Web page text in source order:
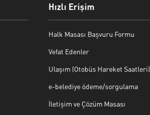
Hızlı Erişim
Halk Masası Başvuru Formu
Vefat Edenler
Ulaşım (Otobüs Hareket Saatleri)
e-belediye ödeme/sorgulama
İletişim ve Çözüm Masası